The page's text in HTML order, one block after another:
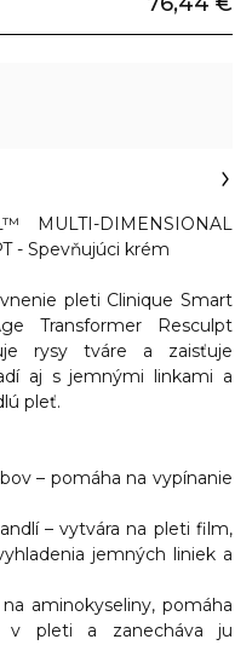
MULTI-DIMENSIONAL
- Spevňujúci krém
pleti Clinique Smart
Transformer Resculpt
rysy tváre a zaisťuje
aj s jemnými linkami a
pleť.
– pomáha na vypínanie
– vytvára na pleti film,
jemných liniek a
aminokyseliny, pomáha
v pleti a zanecháva ju